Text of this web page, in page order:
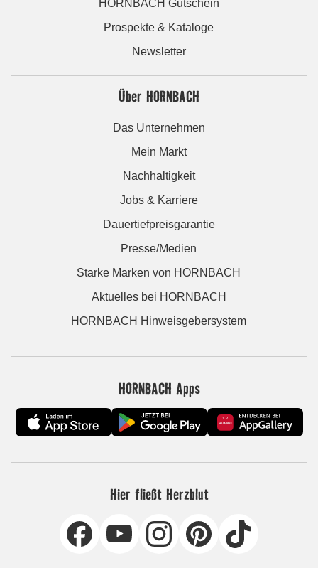
HORNBACH Gutschein
Prospekte & Kataloge
Newsletter
Über HORNBACH
Das Unternehmen
Mein Markt
Nachhaltigkeit
Jobs & Karriere
Dauertiefpreisgarantie
Presse/Medien
Starke Marken von HORNBACH
Aktuelles bei HORNBACH
HORNBACH Hinweisgebersystem
HORNBACH Apps
Hier fließt Herzblut